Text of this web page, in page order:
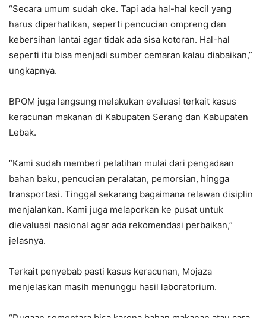
“Secara umum sudah oke. Tapi ada hal-hal kecil yang
harus diperhatikan, seperti pencucian ompreng dan
kebersihan lantai agar tidak ada sisa kotoran. Hal-hal
seperti itu bisa menjadi sumber cemaran kalau diabaikan,”
ungkapnya.
BPOM juga langsung melakukan evaluasi terkait kasus
keracunan makanan di Kabupaten Serang dan Kabupaten
Lebak.
“Kami sudah memberi pelatihan mulai dari pengadaan
bahan baku, pencucian peralatan, pemorsian, hingga
transportasi. Tinggal sekarang bagaimana relawan disiplin
menjalankan. Kami juga melaporkan ke pusat untuk
dievaluasi nasional agar ada rekomendasi perbaikan,”
jelasnya.
Terkait penyebab pasti kasus keracunan, Mojaza
menjelaskan masih menunggu hasil laboratorium.